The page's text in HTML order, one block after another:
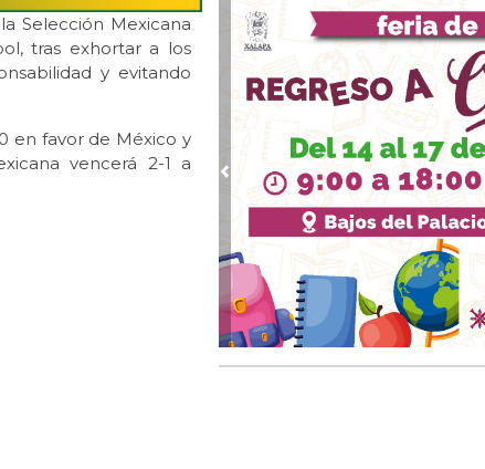
Selección Mexicana
tras exhortar a los
y evitando
en favor de México y
vencerá 2-1 a
Ago 05, 2026 / 20:55
DIF Poza Rica lleva sabor
adultos mayores con "Sazón y
Ago 05, 2026 / 20:18
Quitan fuero a alcalde de
Ago 05, 2026 / 20:05
Encabeza monseñor José
de festejos de la Patrona de
Ago 05, 2026 / 19:46
Entrega DIF Municipal de
credenciales de discapacidad
Previous